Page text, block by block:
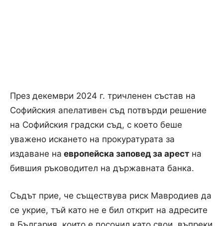
През декември 2024 г. тричленен състав на
Софийския апелативен съд потвърди решение
на Софийския градски съд, с което беше
уважено искането на прокуратурата за
издаване на европейска заповед за арест на
бившия ръководител на държавната банка.
Съдът прие, че съществува риск Мавродиев да
се укрие, тъй като не е бил открит на адресите